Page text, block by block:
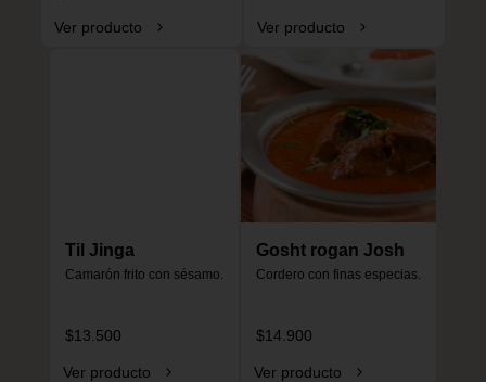
Ver producto Ver producto
Til Jinga
Camarón frito con sésamo.
$13.500
Ver producto
Gosht rogan Josh
Cordero con finas especias.
$14.900
Ver producto